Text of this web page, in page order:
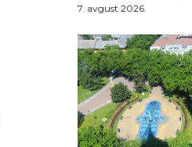
7. avgust 2026.